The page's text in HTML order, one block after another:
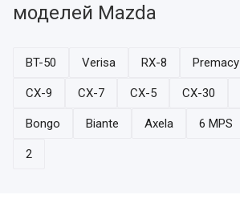
моделей Mazda
BT-50 Verisa RX-8 Premacy
CX-9 CX-7 CX-5 CX-30
Bongo Biante Axela 6 MPS
2